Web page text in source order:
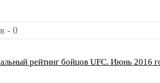
- 0
рейтинг бойцов UFC. Июнь 2016